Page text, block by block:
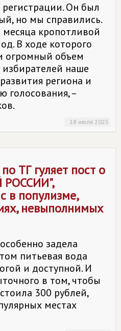
Он был
но мы справились.
кропотливой
В ходе которого
огромный объем
наше
региона и
голосования, –
18 июля 2025
ТГ гуляет пост о
в популизме,
невыполнимых
задела
питьевая вода
и доступной. И
в том, чтобы
300 рублей,
местах